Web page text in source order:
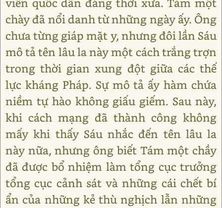
chày đã nổi danh từ những ngày ấy. Ông
chưa từng giáp mặt y, nhưng đôi lần Sáu
mô tả tên lâu la này một cách trắng trợn
trong thời gian xung đột giữa các thế
lực kháng Pháp. Sự mô tả ấy hàm chứa
niềm tự hào không giấu giếm. Sau này,
khi cách mạng đã thành công không
mấy khi thấy Sáu nhắc đến tên lâu la
này nữa, nhưng ông biết Tám một chầy
đã được bổ nhiệm làm tổng cục trưởng
tổng cục cảnh sát và những cái chết bí
ẩn của những kẻ thù nghịch lẫn những